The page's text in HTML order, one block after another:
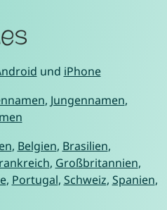
und iPhone
, Jungennamen,
, Belgien, Brasilien,
, Großbritannien,
, Portugal, Schweiz, Spanien,